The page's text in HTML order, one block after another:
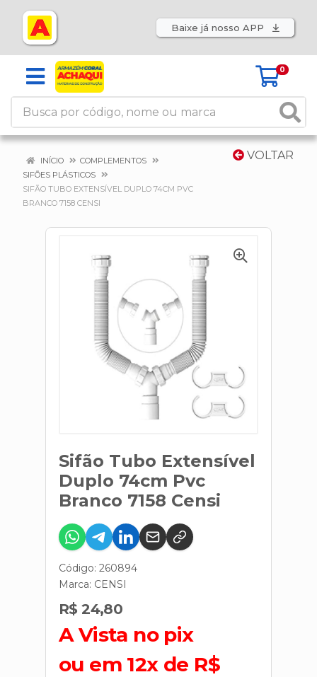
Baixe já nosso APP
0
VOLTAR
INÍCIO
COMPLEMENTOS
SIFÕES PLÁSTICOS
SIFÃO TUBO EXTENSÍVEL DUPLO 74CM PVC
BRANCO 7158 CENSI
Sifão Tubo Extensível
Duplo 74cm Pvc
Branco 7158 Censi
Código: 260894
Marca: CENSI
R$ 24,80
A Vista no pix
ou em 12x de R$